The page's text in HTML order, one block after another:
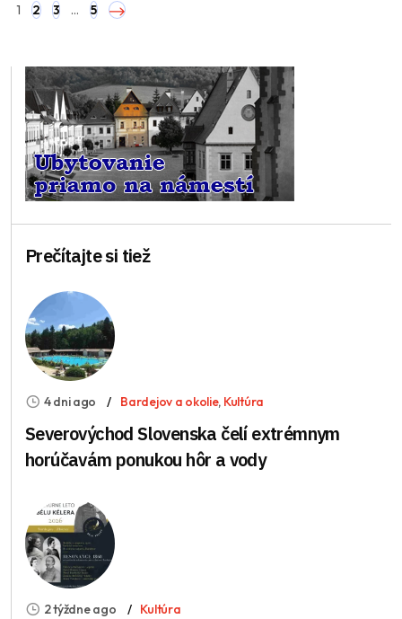
1 2 3 … 5
Prečítajte si tiež
4 dni ago Bardejov a okolie, Kultúra
Severovýchod Slovenska čelí extrémnym
horúčavám ponukou hôr a vody
2 týždne ago Kultúra